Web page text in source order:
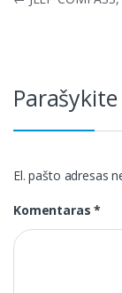
tarp
El. pašto adresas
Komentaras*